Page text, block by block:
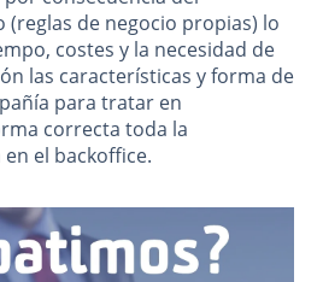
de negocio propias) lo
costes y la necesidad de
las características y forma de
para tratar en
correcta toda la
el backoffice.